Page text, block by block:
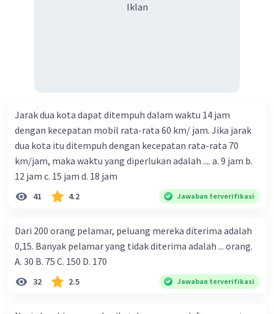
Iklan
Jarak dua kota dapat ditempuh dalam waktu 14 jam
dengan kecepatan mobil rata-rata 60 km/ jam. Jika jarak
dua kota itu ditempuh dengan kecepatan rata-rata 70
km/jam, maka waktu yang diperlukan adalah .... a. 9 jam b.
12 jam c. 15 jam d. 18 jam
41 4.2 Jawaban terverifikasi
Dari 200 orang pelamar, peluang mereka diterima adalah
0,15. Banyak pelamar yang tidak diterima adalah ... orang.
A. 30 B. 75 C. 150 D. 170
32 2.5 Jawaban terverifikasi